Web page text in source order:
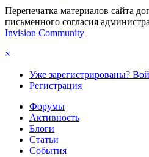
Перепечатка материалов сайта
письменного согласия
Invision Community
×
Уже зарегистрированы?
Регистрация
Форумы
Активность
Блоги
Статьи
События